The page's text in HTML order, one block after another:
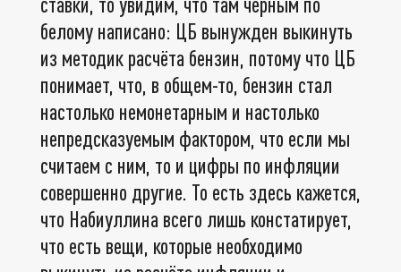
белому написано: ЦБ вынужден выкинуть
из методик расчёта бензин, потому что ЦБ
понимает, что, в общем-то, бензин стал
настолько немонетарным и настолько
непредсказуемым фактором, что если мы
считаем с ним, то и цифры по инфляции
совершенно другие. То есть здесь кажется,
что Набиуллина всего лишь констатирует,
что есть вещи, которые необходимо